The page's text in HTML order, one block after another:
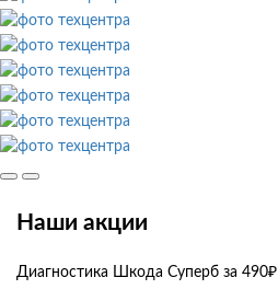
Наши акции
Диагностика Шкода Суперб за 490₽